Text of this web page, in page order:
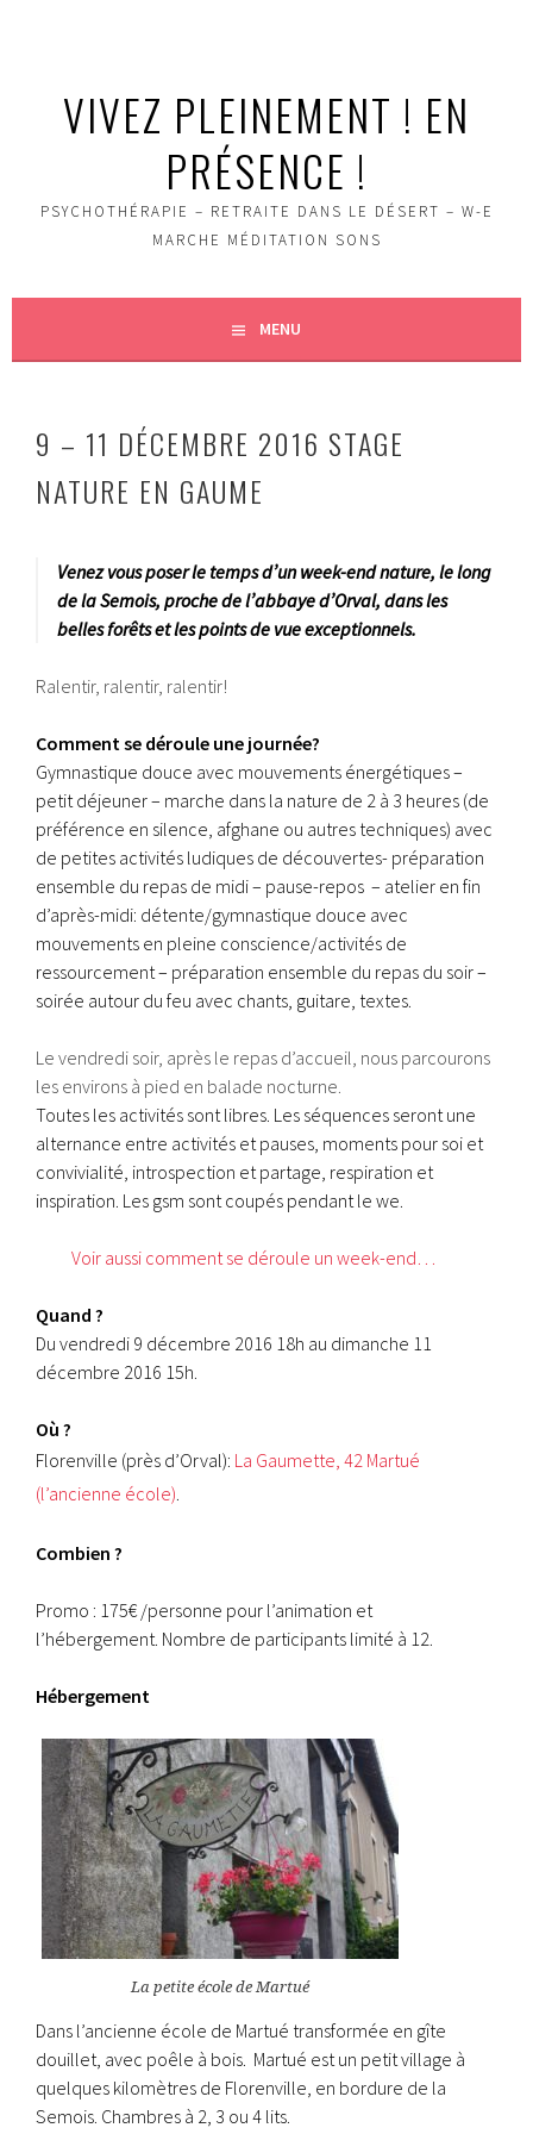
principalVIVEZ PLEINEMENT ! EN
PRÉSENCE !
PSYCHOTHÉRAPIE – RETRAITE DANS LE DÉSERT – W-E
MARCHE MÉDITATION SONS
MENU
9 – 11 DÉCEMBRE 2016 STAGE
NATURE EN GAUME
e
0
1
Venez vous poser le temps d’un week-end nature, le long
de la Semois, proche de l’abbaye d’Orval, dans les
belles forêts et les points de vue exceptionnels.
Ralentir, ralentir, ralentir!
Comment se déroule une journée?
Gymnastique douce avec mouvements énergétiques –
petit déjeuner – marche dans la nature de 2 à 3 heures (de
préférence en silence, afghane ou autres techniques) avec
de petites activités ludiques de découvertes- préparation
ensemble du repas de midi – pause-repos ­ – atelier en fin
d’après-midi: détente/gymnastique douce avec
mouvements en pleine conscience/activités de
ressourcement – préparation ensemble du repas du soir –
soirée autour du feu avec chants, guitare, textes.
Le vendredi soir, après le repas d’accueil, nous parcourons
les environs à pied en balade nocturne.
Toutes les activités sont libres. Les séquences seront une
alternance entre activités et pauses, moments pour soi et
convivialité, introspection et partage, respiration et
inspiration. Les gsm sont coupés pendant le we.
Voir aussi comment se déroule un week-end…
Quand ?
Du vendredi 9 décembre 2016 18h au dimanche 11
décembre 2016 15h.
Où ?
Florenville (près d’Orval): La Gaumette, 42 Martué
(l’ancienne école).
Combien ?
Promo : 175€ /personne pour l’animation et
l’hébergement. Nombre de participants limité à 12.
Hébergement
La petite école de Martué
Dans l’ancienne école de Martué transformée en gîte
douillet, avec poêle à bois. Martué est un petit village à
quelques kilomètres de Florenville, en bordure de la
Semois. Chambres à 2, 3 ou 4 lits.